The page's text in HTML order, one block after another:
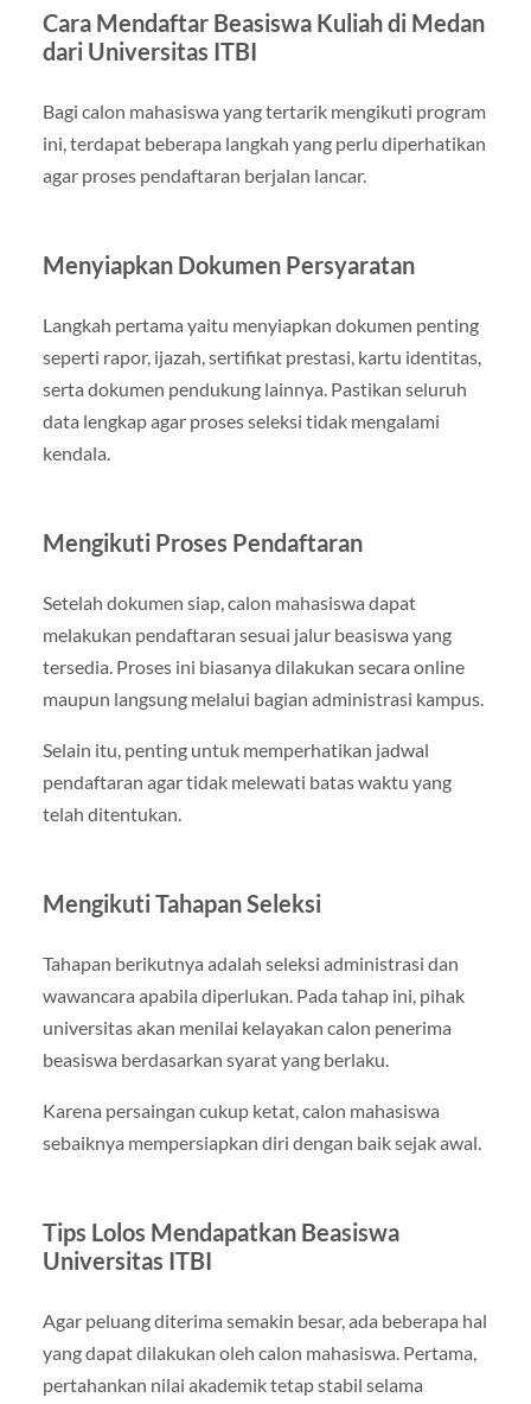
Cara Mendaftar Beasiswa Kuliah di Medan
dari Universitas ITBI
Bagi calon mahasiswa yang tertarik mengikuti program
ini, terdapat beberapa langkah yang perlu diperhatikan
agar proses pendaftaran berjalan lancar.
Menyiapkan Dokumen Persyaratan
Langkah pertama yaitu menyiapkan dokumen penting
seperti rapor, ijazah, sertifikat prestasi, kartu identitas,
serta dokumen pendukung lainnya. Pastikan seluruh
data lengkap agar proses seleksi tidak mengalami
kendala.
Mengikuti Proses Pendaftaran
Setelah dokumen siap, calon mahasiswa dapat
melakukan pendaftaran sesuai jalur beasiswa yang
tersedia. Proses ini biasanya dilakukan secara online
maupun langsung melalui bagian administrasi kampus.
Selain itu, penting untuk memperhatikan jadwal
pendaftaran agar tidak melewati batas waktu yang
telah ditentukan.
Mengikuti Tahapan Seleksi
Tahapan berikutnya adalah seleksi administrasi dan
wawancara apabila diperlukan. Pada tahap ini, pihak
universitas akan menilai kelayakan calon penerima
beasiswa berdasarkan syarat yang berlaku.
Karena persaingan cukup ketat, calon mahasiswa
sebaiknya mempersiapkan diri dengan baik sejak awal.
Tips Lolos Mendapatkan Beasiswa
Universitas ITBI
Agar peluang diterima semakin besar, ada beberapa hal
yang dapat dilakukan oleh calon mahasiswa. Pertama,
pertahankan nilai akademik tetap stabil selama